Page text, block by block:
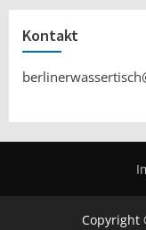
Kontakt
Copyright